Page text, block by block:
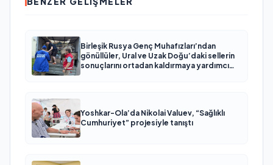
Birleşik Rusya Genç Muhafızları’ndan
gönüllüler, Ural ve Uzak Doğu’daki sellerin
sonuçlarını ortadan kaldırmaya yardımcı
Yoshkar-Ola’da Nikolai Valuev, “Sağlıklı
Cumhuriyet” projesiyle tanıştı